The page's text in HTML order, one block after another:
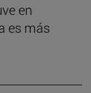
en
es más